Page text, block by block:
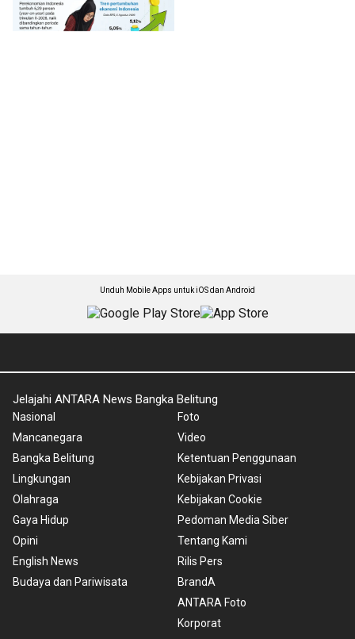
Unduh Mobile Apps untuk iOS dan Android
Jelajahi ANTARA News Bangka Belitung
Nasional
Mancanegara
Bangka Belitung
Lingkungan
Olahraga
Gaya Hidup
Opini
English News
Budaya dan Pariwisata
Foto
Video
Ketentuan Penggunaan
Kebijakan Privasi
Kebijakan Cookie
Pedoman Media Siber
Tentang Kami
Rilis Pers
BrandA
ANTARA Foto
Korporat